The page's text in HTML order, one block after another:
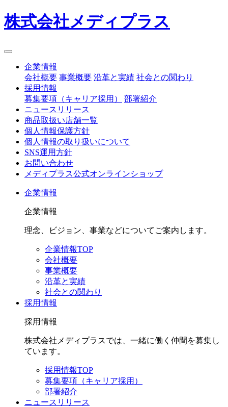
株式会社メディプラス
企業情報
会社概要 事業概要 沿革と実績 社会との関わり
採用情報
募集要項（キャリア採用）
部署紹介
ニュースリリース
商品取扱い店舗一覧
個人情報保護方針
個人情報の取り扱いについて
SNS運用方針
お問い合わせ
メディプラス公式オンラインショップ
企業情報
企業情報
理念、ビジョン、事業などについてご案内します。
企業情報TOP
会社概要
事業概要
沿革と実績
社会との関わり
採用情報
採用情報
株式会社メディプラスでは、一緒に働く仲間を募集し
ています。
採用情報TOP
募集要項（キャリア採用）
部署紹介
ニュースリリース